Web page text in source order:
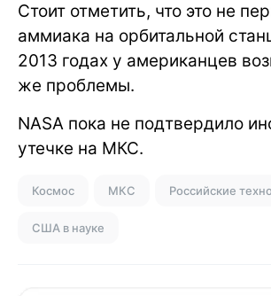
Стоит отметить, что это не
аммиака на орбитальной
2013 годах у американцев
же проблемы.
NASA пока не подтвердило
утечке на МКС.
Космос МКС Российские
США в науке